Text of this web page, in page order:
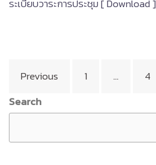
ระเบียบวาระการประชุม [ Download ]
Posts
pagination
Previous 1 … 4
Search